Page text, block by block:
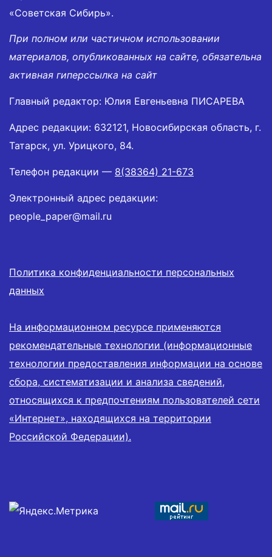
«Советская Сибирь».
При полном или частичном использовании
материалов, опубликованных на сайте, обязательна
активная гиперссылка на сайт
Главный редактор: Юлия Евгеньевна ПИСАРЕВА
Адрес редакции: 632121, Новосибирская область, г.
Татарск, ул. Урицкого, 84.
Телефон редакции — 8(38364) 21-673
Электронный адрес редакции:
people_paper@mail.ru
Политика конфиденциальности персональных
данных
На информационном ресурсе применяются
рекомендательные технологии (информационные
технологии предоставления информации на основе
сбора, систематизации и анализа сведений,
относящихся к предпочтениям пользователей сети
«Интернет», находящихся на территории
Российской Федерации).